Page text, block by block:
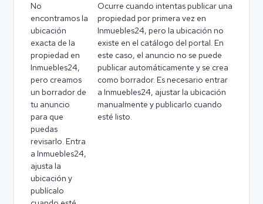
No
encontramos la
ubicación
exacta de la
propiedad en
Inmuebles24,
pero creamos
un borrador de
tu anuncio
para que
puedas
revisarlo. Entra
a Inmuebles24,
ajusta la
ubicación y
publícalo
Ocurre cuando intentas publicar una
propiedad por primera vez en
Inmuebles24, pero la ubicación no
existe en el catálogo del portal. En
este caso, el anuncio no se puede
publicar automáticamente y se crea
como borrador. Es necesario entrar
a Inmuebles24, ajustar la ubicación
manualmente y publicarlo cuando
esté listo.